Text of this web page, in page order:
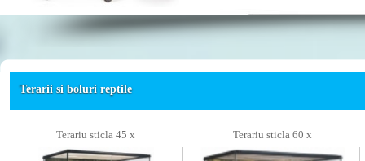
Terarii si boluri reptile
Terariu sticla 45 x Terariu sticla 60 x